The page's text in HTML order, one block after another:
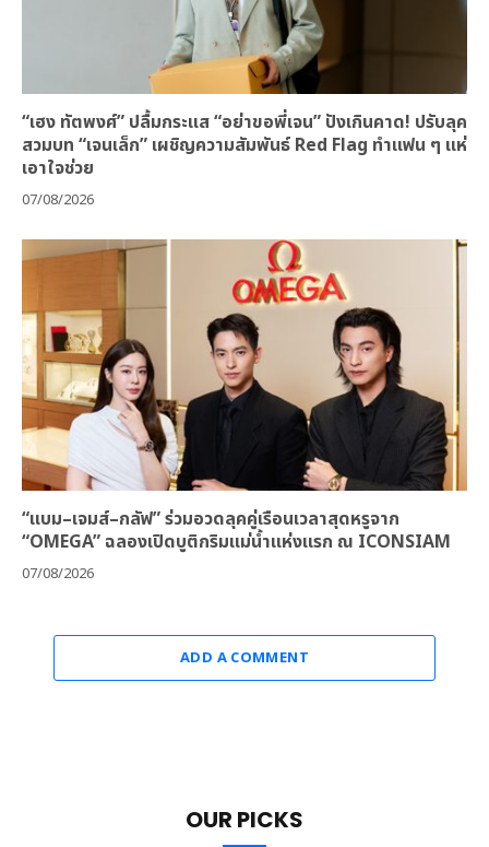
“เฮง ทัตพงศ์” ปลื้มกระแส “อย่าขอพี่เจน” ปังเกินคาด! ปรับลุค
สวมบท “เจนเล็ก” เผชิญความสัมพันธ์ Red Flag ทำแฟน ๆ แห่
เอาใจช่วย
07/08/2026
“แบม–เจมส์–กลัฟ” ร่วมอวดลุคคู่เรือนเวลาสุดหรูจาก
“OMEGA” ฉลองเปิดบูติกริมแม่น้ำแห่งแรก ณ ICONSIAM
07/08/2026
ADD A COMMENT
OUR PICKS